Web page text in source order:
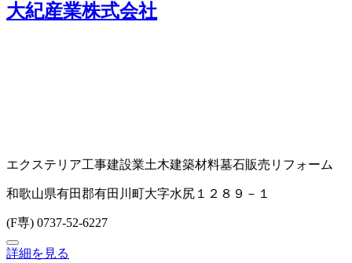
大紀産業株式会社
エクステリア工事建設業土木建築材料墓石販売 リフォーム
和歌山県有田郡有田川町大字水尻１２８９－１
(F専) 0737-52-6227
詳細を見る